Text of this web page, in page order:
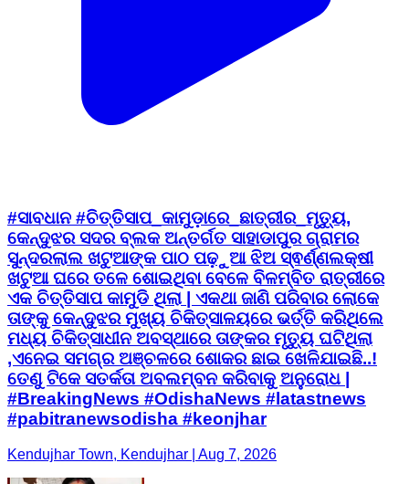
#ସାବଧାନ #ଚିତ୍ତିସାପ_କାମୁଡ଼ାରେ_ଛାତ୍ରୀର_ମୃତ୍ୟୁ,
କେନ୍ଦୁଝର ସଦର ବ୍ଲକ ଅନ୍ତର୍ଗତ ସାହାଡାପୁର ଗ୍ରାମର
ସୁନ୍ଦରଲାଲ ଖଟୁଆଙ୍କ ପାଠ ପଢ଼ୁଆ ଝିଅ ସ୍ଵର୍ଣ୍ଣଲକ୍ଷୀ
ଖଟୁଆ ଘରେ ତଳେ ଶୋଇଥିବା ବେଳେ ବିଳମ୍ବିତ ରାତ୍ରୀରେ
ଏକ ଚିତ୍ତିସାପ କାମୁଡି ଥିଲା | ଏକଥା ଜାଣି ପରିବାର ଲୋକେ
ତାଙ୍କୁ କେନ୍ଦୁଝର ମୁଖ୍ୟ ଚିକିତ୍ସାଳୟରେ ଭର୍ତ୍ତି କରିଥିଲେ
ମଧ୍ୟ ଚିକିତ୍ସାଧୀନ ଅବସ୍ଥାରେ ତାଙ୍କର ମୃତ୍ୟୁ ଘଟିଥିଲା
,ଏନେଇ ସମଗ୍ର ଅଞ୍ଚଳରେ ଶୋକର ଛାଇ ଖେଳିଯାଇଛି..!
ତେଣୁ ଟିକେ ସତର୍କତା ଅବଲମ୍ବନ କରିବାକୁ ଅନୁରୋଧ |
#BreakingNews #OdishaNews #latastnews
#pabitranewsodisha #keonjhar
Kendujhar Town, Kendujhar | Aug 7, 2026